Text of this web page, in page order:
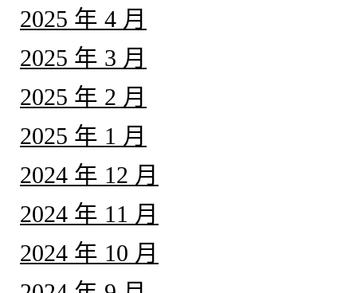
2025 年 4 月
2025 年 3 月
2025 年 2 月
2025 年 1 月
2024 年 12 月
2024 年 11 月
2024 年 10 月